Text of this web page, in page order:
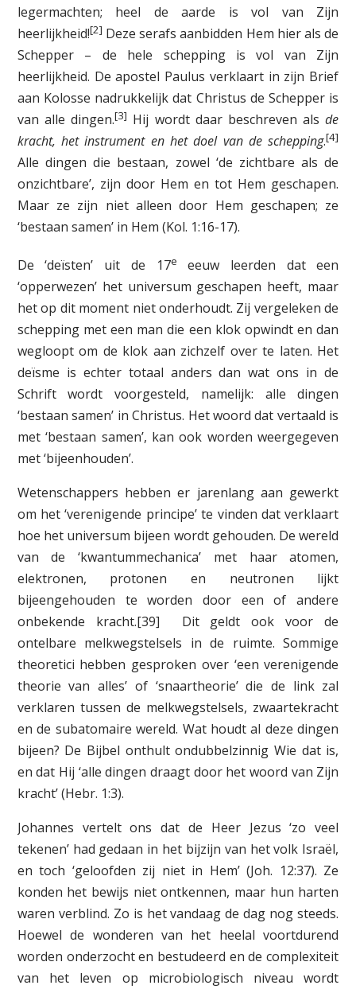
legermachten; heel de aarde is vol van Zijn
heerlijkheid![2] Deze serafs aanbidden Hem hier als de
Schepper – de hele schepping is vol van Zijn
heerlijkheid. De apostel Paulus verklaart in zijn Brief
aan Kolosse nadrukkelijk dat Christus de Schepper is
van alle dingen.[3] Hij wordt daar beschreven alsde
kracht, het instrument en het doel van de schepping.[4]
Alle dingen die bestaan, zowel ‘de zichtbare als de
onzichtbare’, zijn door Hem en tot Hem geschapen.
Maar ze zijn niet alleen door Hem geschapen; ze
‘bestaan samen’ in Hem (Kol. 1:16-17).
De ‘deïsten’ uit de 17e
eeuw leerden dat een
‘opperwezen’ het universum geschapen heeft, maar
het op dit moment niet onderhoudt. Zij vergeleken de
schepping met een man die een klok opwindt en dan
wegloopt om de klok aan zichzelf over te laten. Het
deïsme is echter totaal anders dan wat ons in de
Schrift wordt voorgesteld, namelijk: alle dingen
‘bestaan samen’ in Christus. Het woord dat vertaald is
met ‘bestaan samen’, kan ook worden weergegeven
met ‘bijeenhouden’.
Wetenschappers hebben er jarenlang aan gewerkt
om het ‘verenigende principe’ te vinden dat verklaart
hoe het universum bijeen wordt gehouden. De wereld
van de ‘kwantummechanica’ met haar atomen,
elektronen, protonen en neutronen lijkt
bijeengehouden te worden door een of andere
onbekende kracht.[39] Dit geldt ook voor de
ontelbare melkwegstelsels in de ruimte. Sommige
theoretici hebben gesproken over ‘een verenigende
theorie van alles’ of ‘snaartheorie’ die de link zal
verklaren tussen de melkwegstelsels, zwaartekracht
en de subatomaire wereld. Wat houdt al deze dingen
bijeen? De Bijbel onthult ondubbelzinnig Wie dat is,
en dat Hij ‘alle dingen draagt door het woord van Zijn
kracht’ (Hebr. 1:3).
Johannes vertelt ons dat de Heer Jezus ‘zo veel
tekenen’ had gedaan in het bijzijn van het volk Israël,
en toch ‘geloofden zij niet in Hem’ (Joh. 12:37). Ze
konden het bewijs niet ontkennen, maar hun harten
waren verblind. Zo is het vandaag de dag nog steeds.
Hoewel de wonderen van het heelal voortdurend
worden onderzocht en bestudeerd en de complexiteit
van het leven op microbiologisch niveau wordt